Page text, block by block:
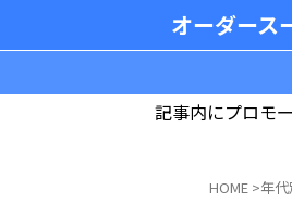
オーダース
記事内にプロモ
HOME >年代